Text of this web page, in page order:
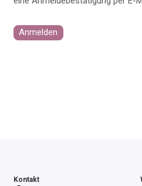
Anmelden
Kontakt